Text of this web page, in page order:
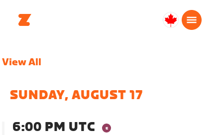
Canada
View All
SUNDAY, AUGUST 17
6:00 PM UTC